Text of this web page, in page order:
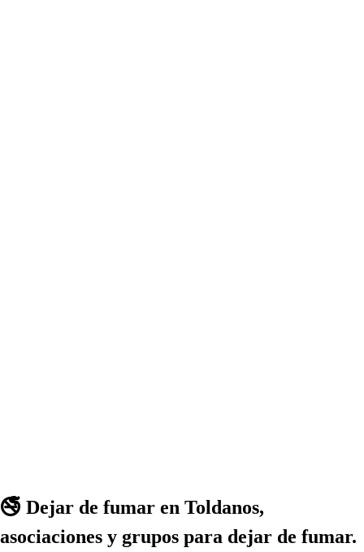
🚭 Dejar dе fumar en Toldanos,
asociaciones у grupos pаrа dejar dе fumar.